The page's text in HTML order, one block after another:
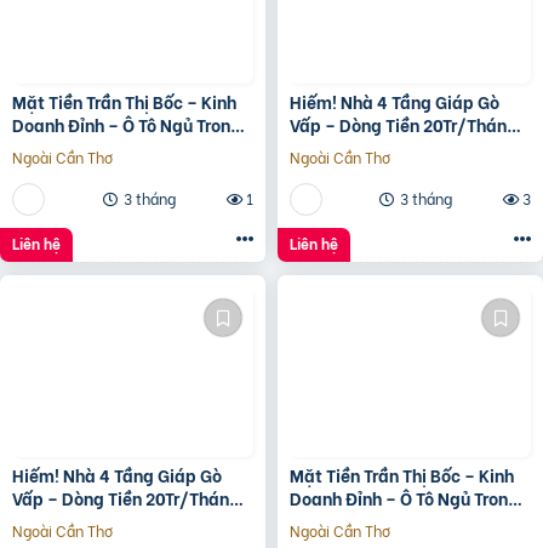
Mặt Tiền Trần Thị Bốc – Kinh
Doanh Đỉnh – Ô Tô Ngủ Trong
Nhà
Ngoài Cần Thơ
3 tháng
1
Liên hệ
Hiếm! Nhà 4 Tầng Giáp Gò
Vấp – Dòng Tiền 20Tr/Tháng
– Tương Lai Ra Mặt Tiền 12M
Ngoài Cần Thơ
3 tháng
3
Liên hệ
Hiếm! Nhà 4 Tầng Giáp Gò
Vấp – Dòng Tiền 20Tr/Tháng
– Tương Lai Ra Mặt Tiền 12M
Ngoài Cần Thơ
Mặt Tiền Trần Thị Bốc – Kinh
Doanh Đỉnh – Ô Tô Ngủ Trong
Nhà
Ngoài Cần Thơ